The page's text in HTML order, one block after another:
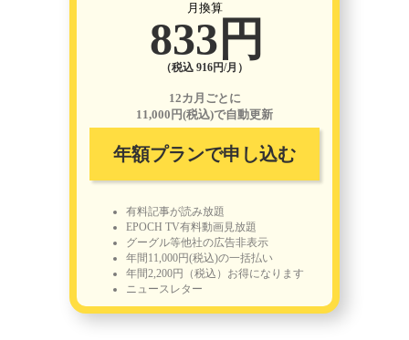
月換算
833円
（税込 916円/月）
12カ月ごとに
11,000円(税込)で自動更新
年額プランで申し込む
有料記事が読み放題
EPOCH TV有料動画見放題
グーグル等他社の広告非表示
年間11,000円(税込)の一括払い
年間2,200円（税込）お得になります
ニュースレター